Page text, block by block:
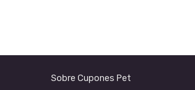
Sobre Cupones Pet